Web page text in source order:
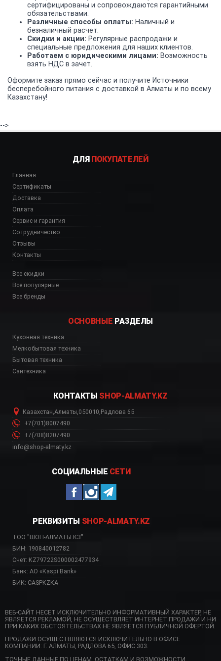
сертифицированы и сопровождаются гарантийными
обязательствами.
Различные способы оплаты: Наличный и
безналичный расчет.
Скидки и акции: Регулярные распродажи и
специальные предложения для наших клиентов.
Работаем с юридическими лицами: Возможность
взять НДС в зачет.
Оформите заказ прямо сейчас и получите Источники
бесперебойного питания с доставкой в Алматы и по всему
Казахстану!
-->
ДЛЯ ПОКУПАТЕЛЕЙ
Главная
Сертификаты
Доставка
Оплата
Сервис и гарантия
Сотрудничество
Отзывы
Контакты
Все скидки
Все популярные
Все бренды
ОСНОВНЫЕ РАЗДЕЛЫ
Кухонная техника
Мелкобытовая техника
Бытовая техника
Сантехника
КОНТАКТЫ SHOP-ALMATY.KZ
Казахстан Алматы 050010 Радлова 65
+7(701)8007490
+7(708)8207490
info@shop-almaty.kz
СОЦИАЛЬНЫЕ СЕТИ
РЕКВИЗИТЫ SHOP-ALMATY.KZ
ТОО "ШОП-АЛМАТЫ.КЗ"
БИН: 190840012782
Счет: KZ79722S000002477934
Банк: АО «Kaspi Bank»
БИК: CASPKZKA
ВЕБ-САЙТ НЕСЕТ ИСКЛЮЧИТЕЛЬНО ИНФОРМАТИВНЫЙ ХАРАКТЕР, НЕ
ЯВЛЯЕТСЯ РЕКЛАМОЙ, НЕ ОСУЩЕСТВЛЯЕТ ИНТЕРНЕТ ПРОДАЖИ И НИ
ПРИ КАКИХ ОБСТОЯТЕЛЬСТВАХ НЕ ЯВЛЯЕТСЯ ПУБЛИЧНОЙ ОФЕРТОЙ.
ПРОДАЖИ ОСУЩЕСТВЛЯЮТСЯ ИСКЛЮЧИТЕЛЬНО В ОФИСЕ
КОМПАНИИ: Г. АЛМАТЫ, РАДЛОВА 65, ОФИС 303.
ТОЧНЫЕ ДАННЫЕ ПО ЦЕНАМ, ОСТАТКАМ И ВОЗМОЖНОСТИ